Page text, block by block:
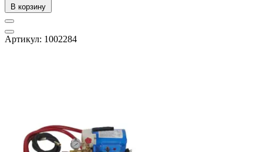
В корзину
Артикул: 1002284